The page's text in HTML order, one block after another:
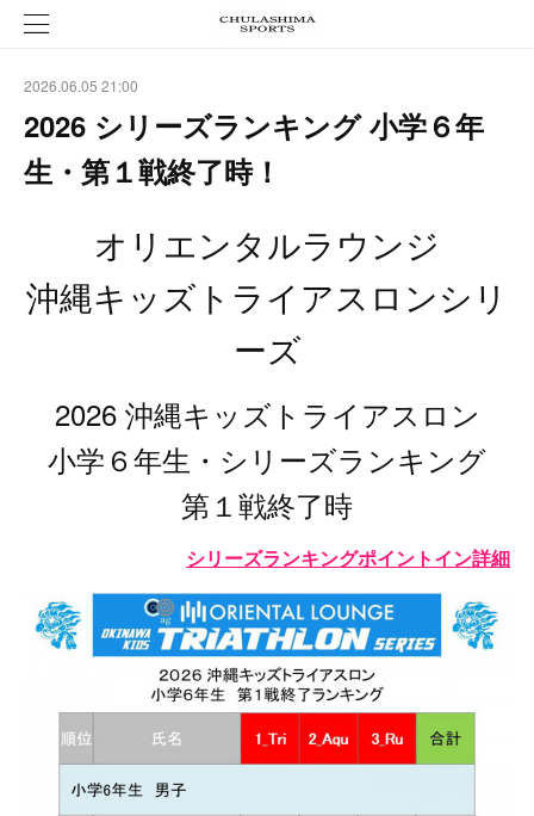
2026.06.05 21:00
2026 シリーズランキング 小学６年
生・第１戦終了時！
オリエンタルラウンジ
沖縄キッズトライアスロンシリ
ーズ
2026 沖縄キッズトライアスロン
小学６年生・シリーズランキング
第１戦終了時
シリーズランキングポイントイン詳細